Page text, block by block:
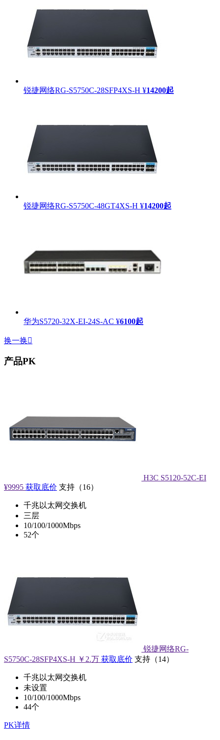
锐捷网络RG-S5750C-28SFP4XS-H ¥14200起
锐捷网络RG-S5750C-48GT4XS-H ¥14200起
华为S5720-32X-EI-24S-AC ¥6100起
换一换
产品PK
H3C S5120-52C-EI
¥9995 获取底价 支持 （16）
千兆以太网交换机
三层
10/100/1000Mbps
52个
锐捷网络RG-
S5750C-28SFP4XS-H ￥2.万 获取底价 支持 （14）
千兆以太网交换机
未设置
10/100/1000Mbps
44个
PK详情